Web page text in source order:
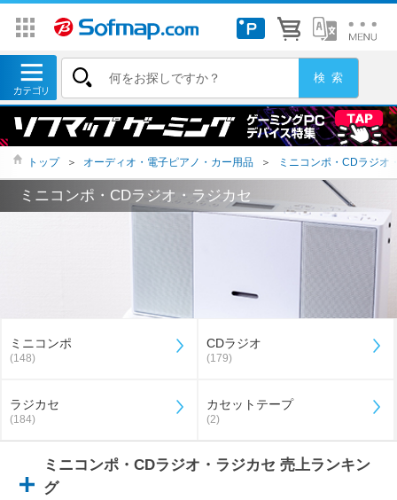
トップ ＞ オーディオ・電子ピアノ・カー用品 ＞ ミニコンポ・CDラジオ
ミニコンポ・CDラジオ・ラジカセ
ミニコンポ
(148)
CDラジオ
(179)
ラジカセ
(184)
カセットテープ
(2)
ミニコンポ・CDラジオ・ラジカセ 売上ランキン
グ